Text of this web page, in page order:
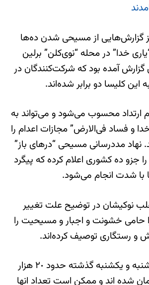
گزارش‌هایی از مسیحی شدن ده‌ها
خدا” در محله “نوی‌کلن” برلین
آمده بود که شرکت‌کنندگان در
کلیسا دو برابر شده‌اند.‌
ارتداد محسوب می‌شود و می‌تواند به
و فساد فی‌الارض” مجازات اعدام را
نهاد مددرسانی مسیحی “درهای باز”
را جزو ده کشوری اعلام کرده که پیگرد
با شدت انجام می‌شود.
نوکیشان در توضیح علت تغییر
حامی خشونت و اجبار و مسیحیت را
رستگاری توصیف کرده‌اند.
فقط طی روزهای شنبه و یکشنبه گذشته حدود ٢٠ هزار
شده اند و ممکن است تعداد انها